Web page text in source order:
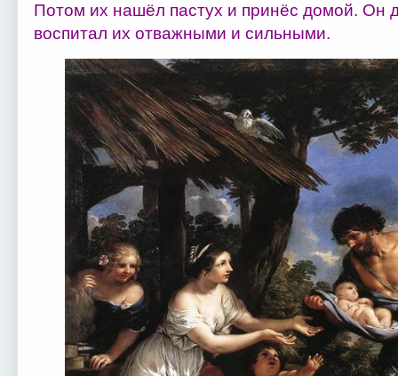
Потом их нашёл пастух и принёс домой. Он
воспитал их отважными и сильными.